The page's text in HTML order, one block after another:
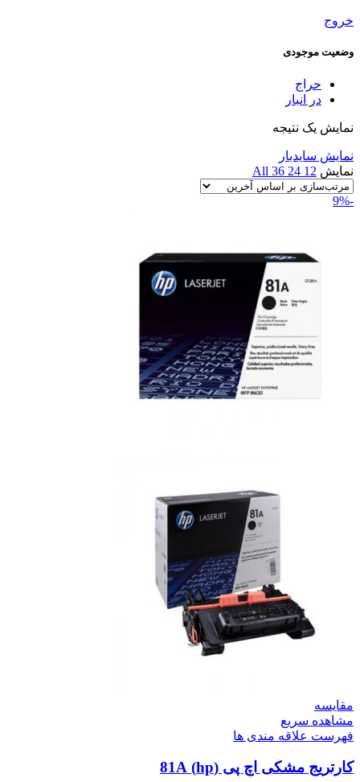
خروج
وضعیت موجودی
حراج
در انبار
نمایش یک نتیجه
نمایش سایدبار
نمایش 12
24
36
All
-9%
مقایسه
مشاهده سریع
فهرست علاقه مندی ها
کارتریج مشکی اچ پی (hp) 81A